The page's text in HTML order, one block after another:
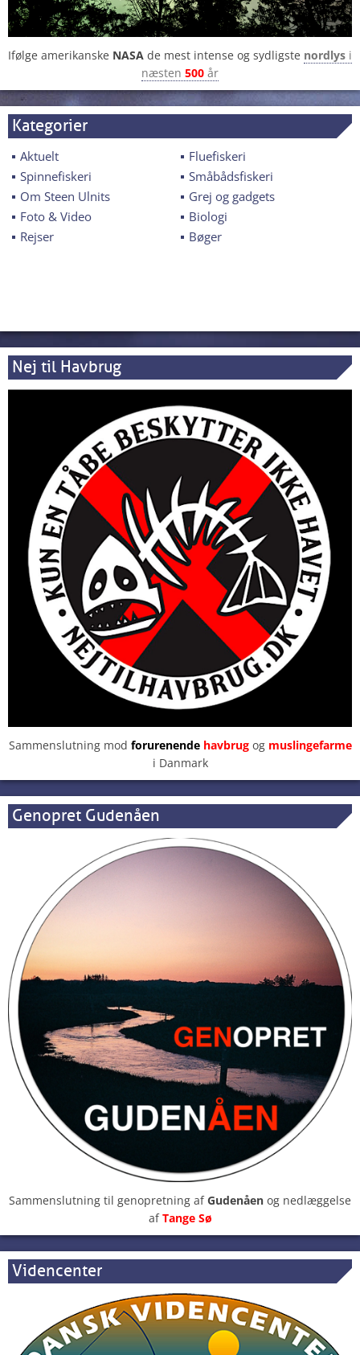
Ifølge amerikanske NASA de mest intense og sydligste nordlys i
næsten 500 år
Kategorier
Aktuelt
Fluefiskeri
Spinnefiskeri
Småbådsfiskeri
Om Steen Ulnits
Grej og gadgets
Foto & Video
Biologi
Rejser
Bøger
Nej til Havbrug
Sammenslutning mod forurenendehavbrugog muslingefarme
i Danmark
Genopret Gudenåen
Sammenslutning til genopretning afGudenåen og nedlæggelse
afTange Sø
Videncenter